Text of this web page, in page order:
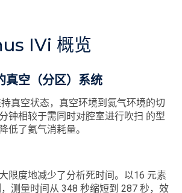
IVi 概览
真空（分区）系统
真空状态，真空环境到氦气环境的切
钟相较于需同时对腔室进行吹扫 的型
低了氦气消耗量。
限度地减少了分析死时间。以16 元素
测量时间从 348 秒缩短到 287 秒，效